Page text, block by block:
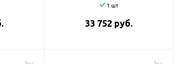
1 шт
33 752 руб.